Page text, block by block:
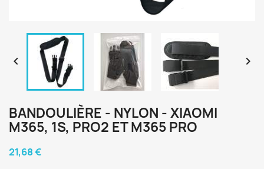
 
BANDOULIÈRE - NYLON - XIAOMI
M365, 1S, PRO2 ET M365 PRO
21,68 €